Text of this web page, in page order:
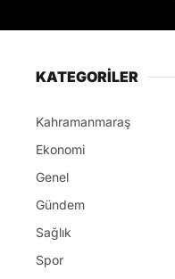
KATEGORİLER
Kahramanmaraş
Ekonomi
Genel
Gündem
Sağlık
Spor